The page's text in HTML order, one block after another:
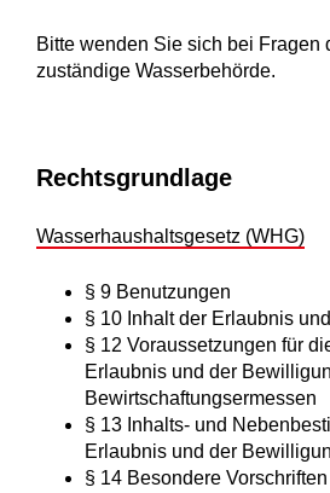
Bitte wenden Sie sich bei Fragen
zuständige Wasserbehörde.
Rechtsgrundlage
Wasserhaushaltsgesetz (WHG)
§ 9 Benutzungen
§ 10 Inhalt der Erlaubnis
§ 12 Voraussetzungen für
Erlaubnis und der
Bewirtschaftungsermessen
§ 13 Inhalts- und
Erlaubnis und der
§ 14 Besondere